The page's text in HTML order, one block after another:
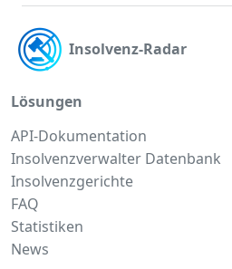
Insolvenz-Radar
Lösungen
API-Dokumentation
Insolvenzverwalter Datenbank
Insolvenzgerichte
FAQ
Statistiken
News